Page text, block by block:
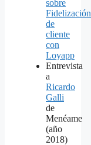
sobre
Fidelización
de
cliente
con
Loyapp
Entrevista
a
Ricardo
Galli
de
Menéame
(año
2018)